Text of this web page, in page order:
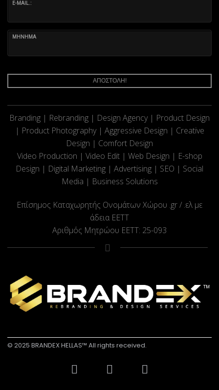
E-MAIL.:
ΜΗΝΗΜΑ
ΑΠΟΣΤΟΛΗ!
Branding | Rebranding | Design Agency | Product Design
| Product Photography | Aggressive Design | Creative
Design | Comfort Design
Video Production | Video Edit | Web Design | E-shop
Design | Digital Marketing | Advertising | SEO | Social
Media | Business Solutions
Επίσημος Καταχωρητής Ονομάτων Χώρου .gr / .ελ με
άδεια ΕΕΤΤ
Αριθμός Μητρώου ΕΕΤΤ: 25-093
© 2025 BRANDEX HELLAS™ All rights received.